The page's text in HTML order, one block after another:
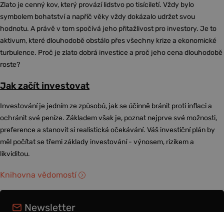
Zlato je cenný kov, který provází lidstvo po tisíciletí. Vždy bylo
symbolem bohatství a napříč věky vždy dokázalo udržet svou
hodnotu. A právě v tom spočívá jeho přitažlivost pro investory. Je to
aktivum, které dlouhodobě obstálo přes všechny krize a ekonomické
turbulence. Proč je zlato dobrá investice a proč jeho cena dlouhodobě
roste?
Jak začít investovat
Investování je jedním ze způsobů, jak se účinně bránit proti inflaci a
ochránit své peníze. Základem však je, poznat nejprve své možnosti,
preference a stanovit si realistická očekávání. Váš investiční plán by
měl počítat se třemi základy investování - výnosem, rizikem a
likviditou.
Knihovna vědomostí
Newsletter